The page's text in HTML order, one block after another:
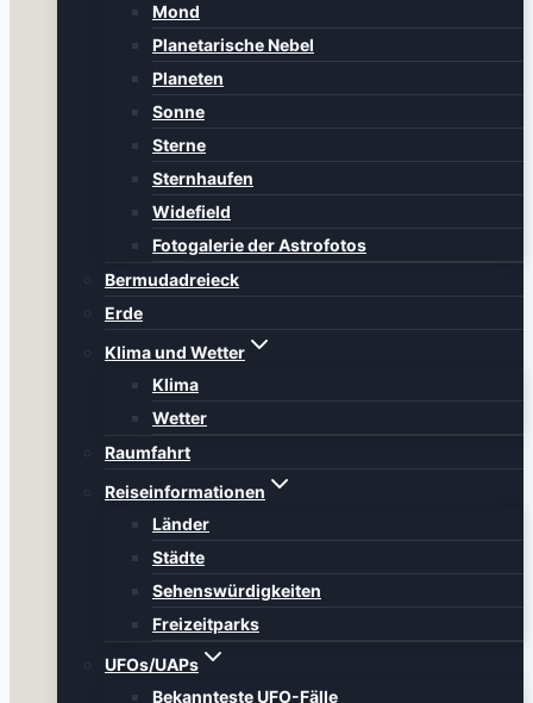
Mond
Planetarische Nebel
Planeten
Sonne
Sterne
Sternhaufen
Widefield
Fotogalerie der Astrofotos
Bermudadreieck
Erde
Klima und Wetter
Klima
Wetter
Raumfahrt
Reiseinformationen
Länder
Städte
Sehenswürdigkeiten
Freizeitparks
UFOs/UAPs
Bekannteste UFO-Fälle